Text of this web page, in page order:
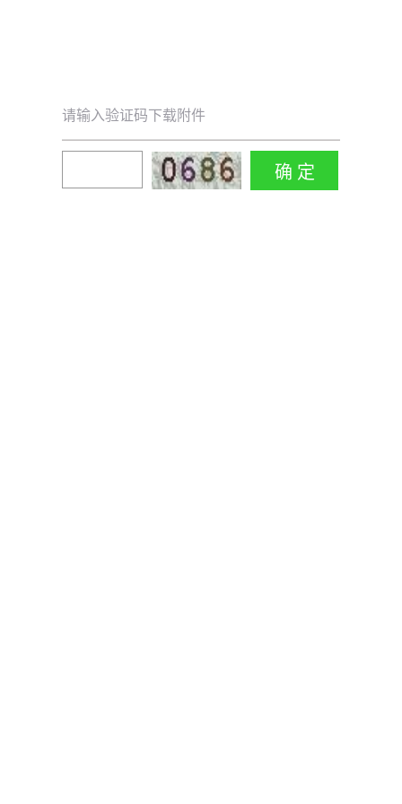
请输入验证码下载附件